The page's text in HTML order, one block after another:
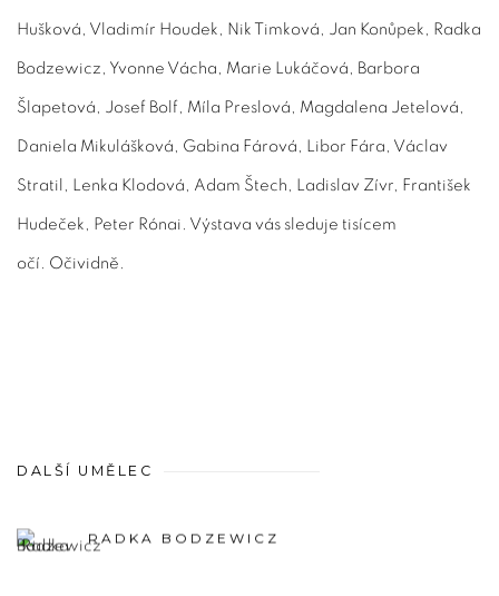
Hušková, Vladimír Houdek, Nik Timková, Jan Konůpek, Radka
Bodzewicz, Yvonne Vácha, Marie Lukáčová, Barbora
Šlapetová, Josef Bolf, Míla Preslová, Magdalena Jetelová,
Daniela Mikulášková, Gabina Fárová, Libor Fára, Václav
Stratil, Lenka Klodová, Adam Štech, Ladislav Zívr, František
Hudeček, Peter Rónai. Výstava vás sleduje tisícem
očí. Očividně.
DALŠÍ UMĚLEC
RADKA BODZEWICZ